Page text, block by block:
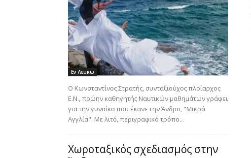
Εν Λευκω
Ο Κωνσταντίνος Στρατής, συνταξιούχος πλοίαρχος
Ε.Ν., πρώην καθηγητής Ναυτικών μαθημάτων γράφει
για την γυναίκα που έκανε την Άνδρο, "Μικρά
Αγγλία". Με λιτό, περιγραφικό τρόπο...
Χωροταξικός σχεδιασμός στην